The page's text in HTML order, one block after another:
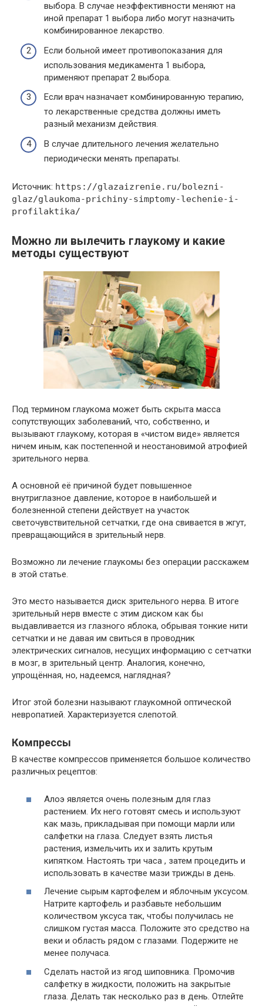
выбора. В случае неэффективности меняют на
иной препарат 1 выбора либо могут назначить
комбинированное лекарство.
Если больной имеет противопоказания для
использования медикамента 1 выбора,
применяют препарат 2 выбора.
Если врач назначает комбинированную терапию,
то лекарственные средства должны иметь
разный механизм действия.
В случае длительного лечения желательно
периодически менять препараты.
Источник: https://glazaizrenie.ru/bolezni-
glaz/glaukoma-prichiny-simptomy-lechenie-i-
profilaktika/
Можно ли вылечить глаукому и какие
методы существуют
Под термином глаукома может быть скрыта масса
сопутствующих заболеваний, что, собственно, и
вызывают глаукому, которая в «чистом виде» является
ничем иным, как постепенной и неостановимой атрофией
зрительного нерва.
А основной её причиной будет повышенное
внутриглазное давление, которое в наибольшей и
болезненной степени действует на участок
светочувствительной сетчатки, где она свивается в жгут,
превращающийся в зрительный нерв.
Возможно ли лечение глаукомы без операции расскажем
в этой статье.
Это место называется диск зрительного нерва. В итоге
зрительный нерв вместе с этим диском как бы
выдавливается из глазного яблока, обрывая тонкие нити
сетчатки и не давая им свиться в проводник
электрических сигналов, несущих информацию с сетчатки
в мозг, в зрительный центр. Аналогия, конечно,
упрощённая, но, надеемся, наглядная?
Итог этой болезни называют глаукомной оптической
невропатией. Характеризуется слепотой.
Компрессы
В качестве компрессов применяется большое количество
различных рецептов:
Алоэ является очень полезным для глаз
растением. Их него готовят смесь и используют
как мазь, прикладывая при помощи марли или
салфетки на глаза. Следует взять листья
растения, измельчить их и залить крутым
кипятком. Настоять три часа , затем процедить и
использовать в качестве мази трижды в день.
Лечение сырым картофелем и яблочным уксусом.
Натрите картофель и разбавьте небольшим
количеством уксуса так, чтобы получилась не
слишком густая масса. Положите это средство на
веки и область рядом с глазами. Подержите не
менее получаса.
Сделать настой из ягод шиповника. Промочив
салфетку в жидкости, положить на закрытые
глаза. Делать так несколько раз в день. Отлейте